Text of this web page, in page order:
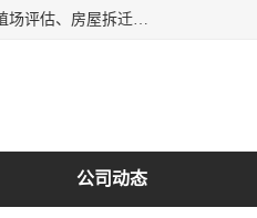
峡岭（重庆）第三方评估咨询有限公司主营：房屋拆迁征收评估、花卉苗木价值评估、资产评估事务所、养殖场评估、房屋拆迁服务公司等，形成了综合一体化的资产评估、财务审计和资产优化处置服务，是在全国同行业中资质全、业务服务范围广、具有影响力的综合服务机构。
公司动态